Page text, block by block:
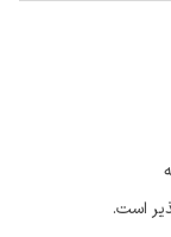
است.